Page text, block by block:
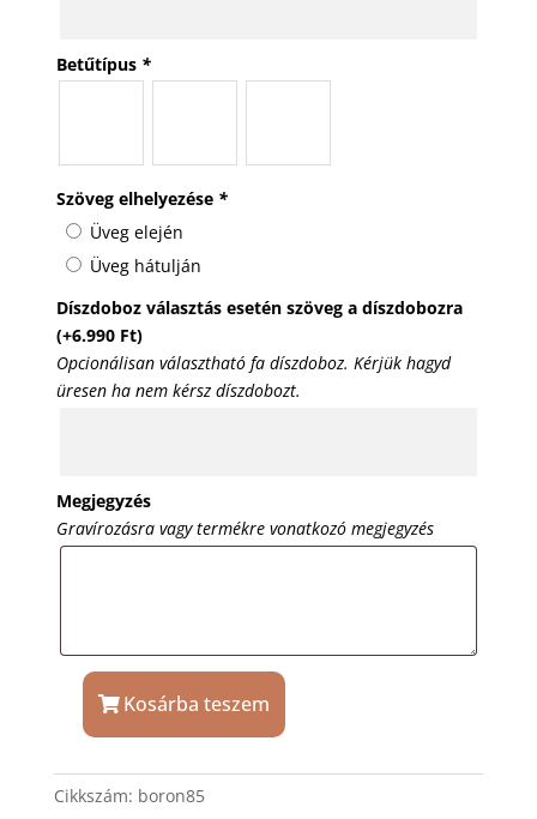
Betűtípus *
Szöveg elhelyezése *
Üveg elején
Üveg hátulján
Díszdoboz választás esetén szöveg a díszdobozra
(+6.990 Ft)
Opcionálisan választható fa díszdoboz. Kérjük hagyd
üresen ha nem kérsz díszdobozt.
Megjegyzés
Gravírozásra vagy termékre vonatkozó megjegyzés
Száraz
vörösbor
ón
cimkével
Kosárba teszem
Cikkszám: boron85